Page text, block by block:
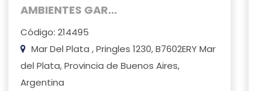
AMBIENTES GAR...
Código: 214495
Mar Del Plata , Pringles 1230, B7602ERY Mar
del Plata, Provincia de Buenos Aires,
Argentina